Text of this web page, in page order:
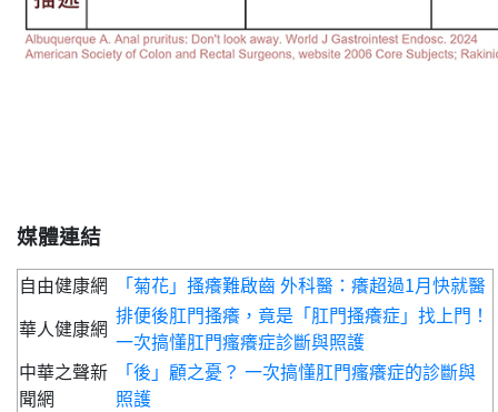
媒體連結
自由健康網
「菊花」搔癢難啟齒 外科醫：癢超過1月快就醫
華人健康網 排便後肛門搔癢，竟是「肛門搔癢症」找上門！
一次搞懂肛門瘙癢症診斷與照護
中華之聲新
聞網
「後」顧之憂？ 一次搞懂肛門瘙癢症的診斷與
照護